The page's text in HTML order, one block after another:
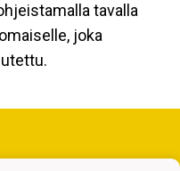
tavalla
joka